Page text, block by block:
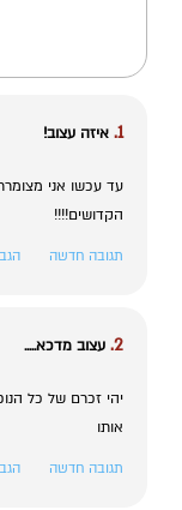
1. איזה עצוב!
עד עכשו אני
הקדושים!!!!
תגובה חדשה
2. עצוב מדכא.....
יהי זכרם של כל
אותו
תגובה חדשה